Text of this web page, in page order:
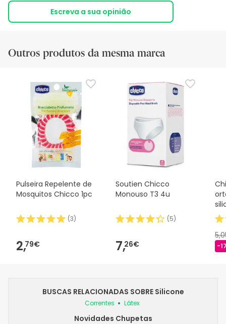
Escreva a sua opinião
Outros produtos da mesma marca
Pulseira Repelente de
Mosquitos Chicco 1pc
(3)
2,79€
Soutien Chicco
Monouso T3 4u
(5)
7,26€ -
BUSCAS RELACIONADAS SOBRE Silicone
Correntes Látex
Novidades Chupetas